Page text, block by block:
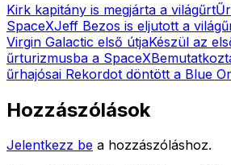
Kirk kapitány is megjárta a világűrt
SpaceXJeff Bezos is eljutott a
Virgin Galactic első útjaKészül az
űrturizmusba a SpaceX
űrhajósai Rekordot döntött a Blue
Hozzászólások
Jelentkezz be a hozzászóláshoz.